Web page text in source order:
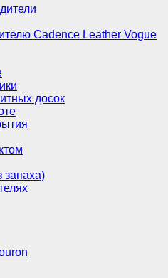
Cadence Leather Vogue
досок
запаха)